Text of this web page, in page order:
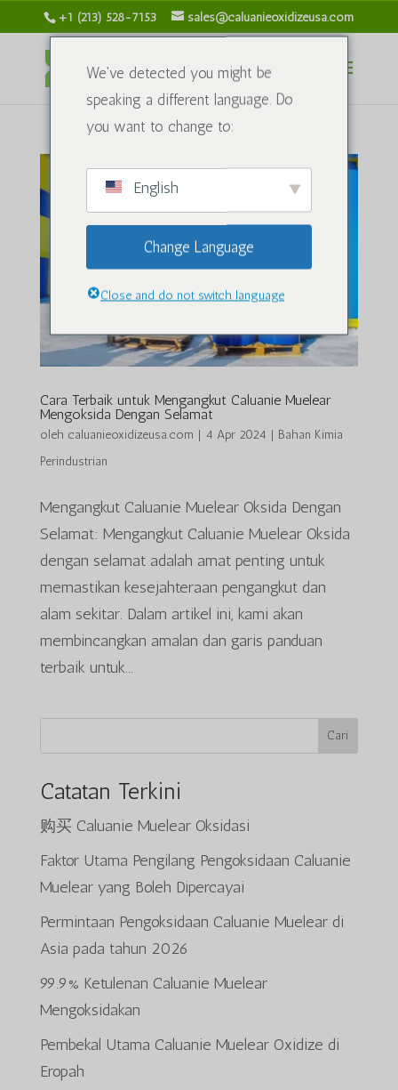
+1 (213) 528-7153 sales@caluanieoxidizeusa.com
Cara Terbaik untuk Mengangkut Caluanie Muelear
Mengoksida Dengan Selamat
oleh caluanieoxidizeusa.com | 4 Apr 2024 | Bahan Kimia
Perindustrian
Mengangkut Caluanie Muelear Oksida Dengan
Selamat: Mengangkut Caluanie Muelear Oksida
dengan selamat adalah amat penting untuk
memastikan kesejahteraan pengangkut dan
alam sekitar. Dalam artikel ini, kami akan
membincangkan amalan dan garis panduan
terbaik untuk...
Cari
Catatan Terkini
购买 Caluanie Muelear Oksidasi
Faktor Utama Pengilang Pengoksidaan Caluanie
Muelear yang Boleh Dipercayai
Permintaan Pengoksidaan Caluanie Muelear di
Asia pada tahun 2026
99.9% Ketulenan Caluanie Muelear
Mengoksidakan
Pembekal Utama Caluanie Muelear Oxidize di
Eropah
We've detected you might be
speaking a different language. Do
you want to change to:
English
Change Language
Close and do not switch language